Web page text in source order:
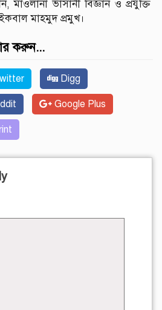
মাওলানা ভাসানী বিজ্ঞান ও প্রযুক্তি
মাহমুদ প্রমুখ।
করুন...
Digg
Google Plus